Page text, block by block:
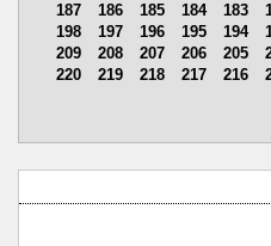
183
184
185
186
187
194
195
196
197
198
205
206
207
208
209
216
217
218
219
220